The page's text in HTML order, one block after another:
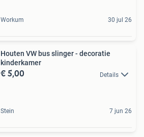
Workum 30 jul 26
Houten VW bus slinger - decoratie
kinderkamer
€ 5,00 Details
Stein 7 jun 26